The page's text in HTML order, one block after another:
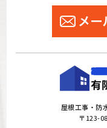
屋根工事・防
〒123-